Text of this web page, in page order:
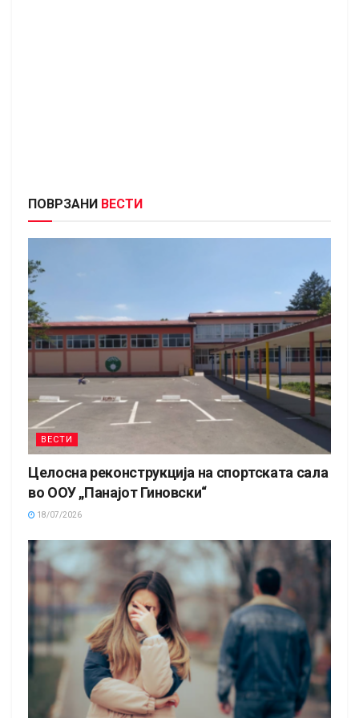
ПОВРЗАНИ ВЕСТИ
ВЕСТИ
Целосна реконструкција на спортската сала
во ООУ „Панајот Гиновски“
18/07/2026